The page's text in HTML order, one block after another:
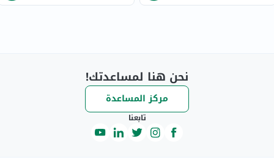
نحن هنا لمساعدتك!
مركز المساعدة
تابعنا